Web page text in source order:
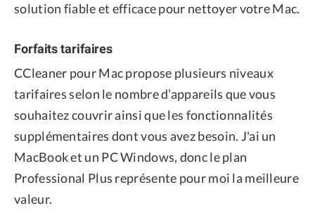
solution fiable et efficace pour nettoyer votre Mac.
Forfaits tarifaires
CCleaner pour Mac propose plusieurs niveaux
tarifaires selon le nombre d’appareils que vous
souhaitez couvrir ainsi que les fonctionnalités
supplémentaires dont vous avez besoin. J'ai un
MacBook et un PC Windows, donc le plan
Professional Plus représente pour moi la meilleure
valeur.